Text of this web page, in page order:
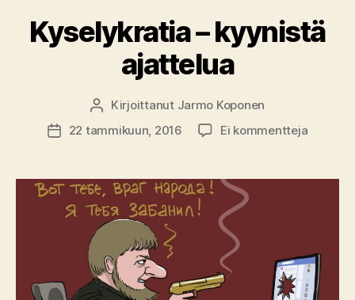
Kyselykratia – kyynistä
ajattelua
Kirjoittaja
Kirjoittanut Jarmo Koponen
Julkaisupäivämäärä
22 tammikuun, 2016 Ei kommentteja
kyynistä